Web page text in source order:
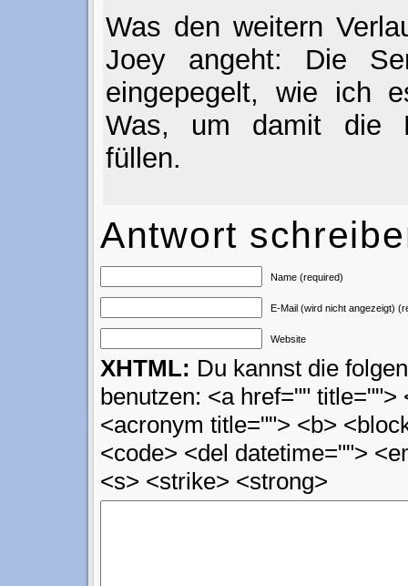
Was den weitern
Joey angeht: Die
eingepegelt, wie ich
Was, um damit die
füllen.
Antwort
Name (required)
E-Mail (wird nicht angezeigt)
Website
XHTML: Du kannst die
benutzen: <a href="" title="">
<acronym title=""> <b>
<code> <del datetime="">
<s> <strike> <strong>